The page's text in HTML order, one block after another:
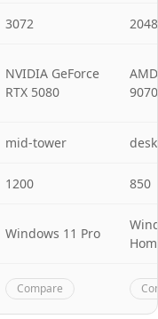
3072 2048
NVIDIA GeForce
RTX 5080
mid-tower
1200 850
Windows 11 Pro
Compare